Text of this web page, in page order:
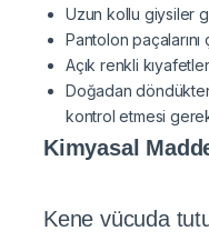
Uzun kollu giysiler
Pantolon paçalarını
Açık renkli
Doğadan
kontrol etmesi
Kimyasal
Kene vücuda